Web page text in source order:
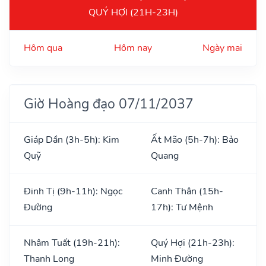
QUÝ HỢI (21H-23H)
Hôm qua Hôm nay Ngày mai
Giờ Hoàng đạo 07/11/2037
Giáp Dần (3h-5h): Kim
Quỹ
Ất Mão (5h-7h): Bảo
Quang
Đinh Tị (9h-11h): Ngọc
Đường
Canh Thân (15h-
17h): Tư Mệnh
Nhâm Tuất (19h-21h):
Thanh Long
Quý Hợi (21h-23h):
Minh Đường